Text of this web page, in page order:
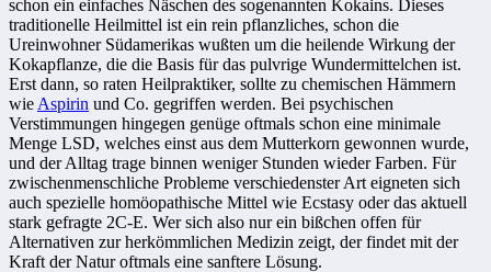
schon ein einfaches Näschen des sogenannten Kokains. Dieses
traditionelle Heilmittel ist ein rein pflanzliches, schon die
Ureinwohner Südamerikas wußten um die heilende Wirkung der
Kokapflanze, die die Basis für das pulvrige Wundermittelchen ist.
Erst dann, so raten Heilpraktiker, sollte zu chemischen Hämmern
wie Aspirin und Co. gegriffen werden. Bei psychischen
Verstimmungen hingegen genüge oftmals schon eine minimale
Menge LSD, welches einst aus dem Mutterkorn gewonnen wurde,
und der Alltag trage binnen weniger Stunden wieder Farben. Für
zwischenmenschliche Probleme verschiedenster Art eigneten sich
auch spezielle homöopathische Mittel wie Ecstasy oder das aktuell
stark gefragte 2C-E. Wer sich also nur ein bißchen offen für
Alternativen zur herkömmlichen Medizin zeigt, der findet mit der
Kraft der Natur oftmals eine sanftere Lösung.